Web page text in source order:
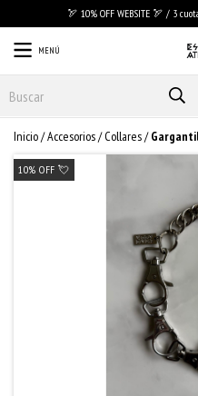
🏹 10% OFF WEBSITE 🏹 / 3
MENÚ
Inicio/Accesorios/ Collares/
10% OFF 💘